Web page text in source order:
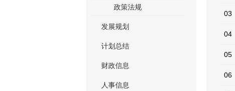
政策法规
发展规划
计划总结
财政信息
人事信息
03
04
05
06